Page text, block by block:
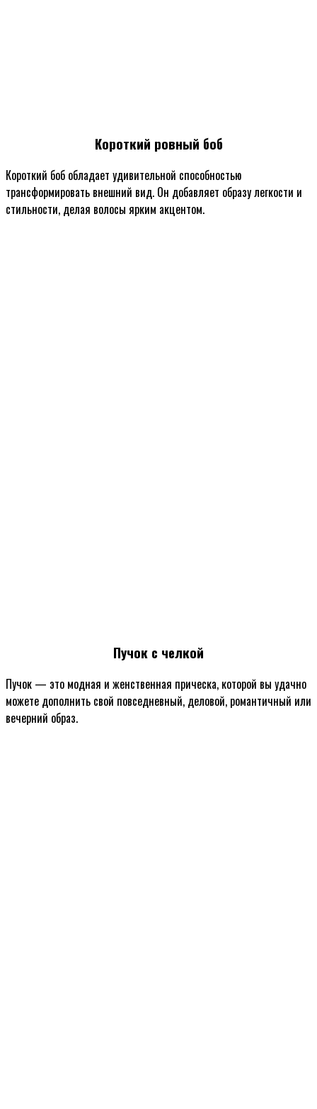
Короткий ровный боб
Короткий боб обладает удивительной способностью
трансформировать внешний вид. Он добавляет образу легкости и
стильности, делая волосы ярким акцентом.
Пучок с челкой
Пучок — это модная и женственная прическа, которой вы удачно
можете дополнить свой повседневный, деловой, романтичный или
вечерний образ.